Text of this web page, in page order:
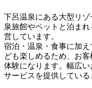
下呂温泉にある大型リ
泉旅館やペットと泊ま
営しています。
宿泊・温泉・食事に加
ども楽しめるため、お
体験になります。幅広
サービスを提供している